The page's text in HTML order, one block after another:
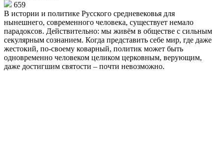
659
В истории и политике Русского средневековья для
нынешнего, современного человека, существует немало
парадоксов. Действительно: мы живём в обществе с сильным
секулярным сознанием. Когда представить себе мир, где даже
жестокий, по-своему коварный, политик может быть
одновременно человеком целиком церковным, верующим,
даже достигшим святости – почти невозможно.